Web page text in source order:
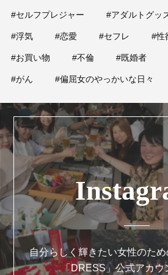
占い
性と愛
ゲーム
#セルフプレジャー #アダルトグッ
#浮気 #恋愛 #セフレ #性
#お買い物 #不倫 #既婚者
#がん #偏屈女のやっかいな日々
自分らしく輝きたい女性のた
「DRESS」公式アカウ